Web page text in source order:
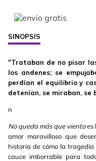
SINOPSIS
"Trataban de no pisar
los andenes; se
perdían el equilibrio y
detenían, se miraban, se
n
No queda más que vientoes
amor maravilloso que
historia de cómo la
cauce imborrable para